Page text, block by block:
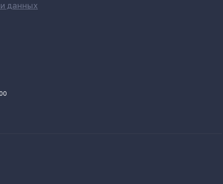
данных